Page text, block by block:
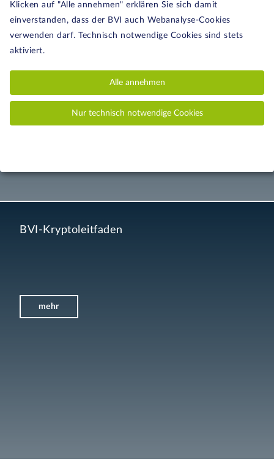
mehr
BVI-Kryptoleitfaden
mehr
Klicken auf "Alle annehmen" erklären Sie sich damit
einverstanden, dass der BVI auch Webanalyse-Cookies
verwenden darf. Technisch notwendige Cookies sind stets
aktiviert.
Nur technisch notwendige Cookies
Alle annehmen